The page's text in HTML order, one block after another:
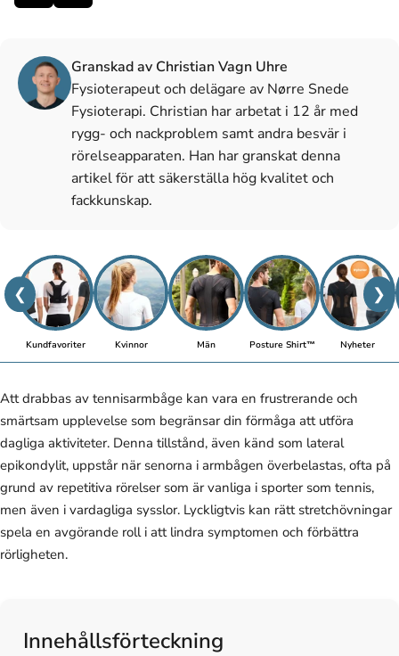
Granskad av Christian Vagn Uhre
Fysioterapeut och delägare av Nørre Snede
Fysioterapi. Christian har arbetat i 12 år med
rygg- och nackproblem samt andra besvär i
rörelseapparaten. Han har granskat denna
artikel för att säkerställa hög kvalitet och
fackkunskap.
❮ ❯
Kundfavoriter Kvinnor Män Posture Shirt™ Nyheter
Att drabbas av tennisarmbåge kan vara en frustrerande och
smärtsam upplevelse som begränsar din förmåga att utföra
dagliga aktiviteter. Denna tillstånd, även känd som lateral
epikondylit, uppstår när senorna i armbågen överbelastas, ofta på
grund av repetitiva rörelser som är vanliga i sporter som tennis,
men även i vardagliga sysslor. Lyckligtvis kan rätt stretchövningar
spela en avgörande roll i att lindra symptomen och förbättra
rörligheten.
Innehållsförteckning